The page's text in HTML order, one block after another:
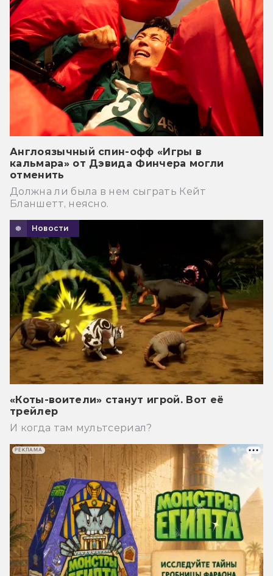
Англоязычный спин-офф «Игры в
кальмара» от Дэвида Финчера могли
отменить
Должна ли была в нем сыграть Кейт
Бланшетт, неясно.
Новости
«Коты-воители» станут игрой. Вот её
трейлер
И когда там мультсериал?
РЕКЛАМА